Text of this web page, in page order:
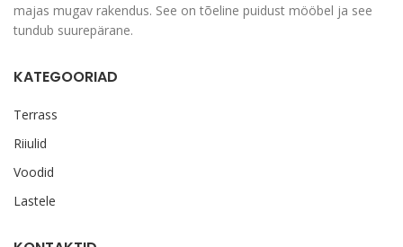
majas mugav rakendus. See on tõeline puidust mööbel ja see
tundub suurepärane.
KATEGOORIAD
Terrass
Riiulid
Voodid
Lastele